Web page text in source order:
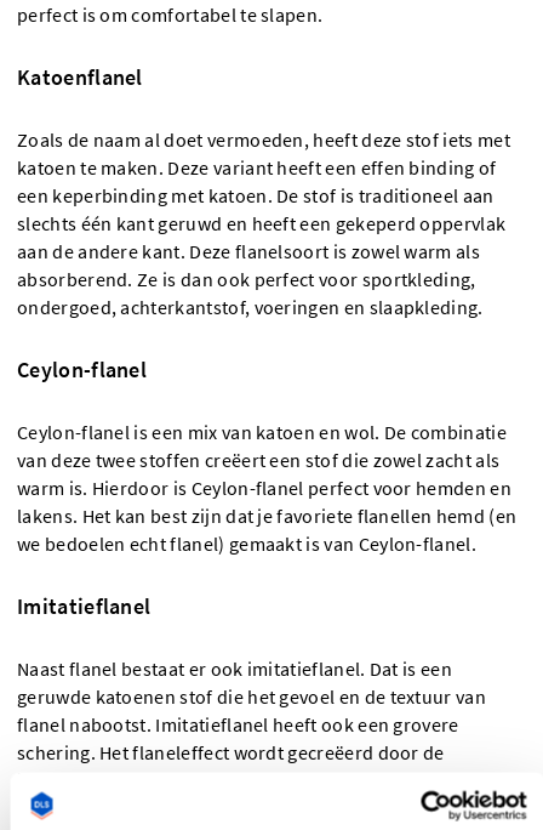
perfect is om comfortabel te slapen.
Katoenflanel
Zoals de naam al doet vermoeden, heeft deze stof iets met
katoen te maken. Deze variant heeft een effen binding of
een keperbinding met katoen. De stof is traditioneel aan
slechts één kant geruwd en heeft een gekeperd oppervlak
aan de andere kant. Deze flanelsoort is zowel warm als
absorberend. Ze is dan ook perfect voor sportkleding,
ondergoed, achterkantstof, voeringen en slaapkleding.
Ceylon-flanel
Ceylon-flanel is een mix van katoen en wol. De combinatie
van deze twee stoffen creëert een stof die zowel zacht als
warm is. Hierdoor is Ceylon-flanel perfect voor hemden en
lakens. Het kan best zijn dat je favoriete flanellen hemd (en
we bedoelen echt flanel) gemaakt is van Ceylon-flanel.
Imitatieflanel
Naast flanel bestaat er ook imitatieflanel. Dat is een
geruwde katoenen stof die het gevoel en de textuur van
flanel nabootst. Imitatieflanel heeft ook een grovere
schering. Het flaneleffect wordt gecreëerd door de
op te tillen. Imitatieflanel wordt vaak gebruikt in